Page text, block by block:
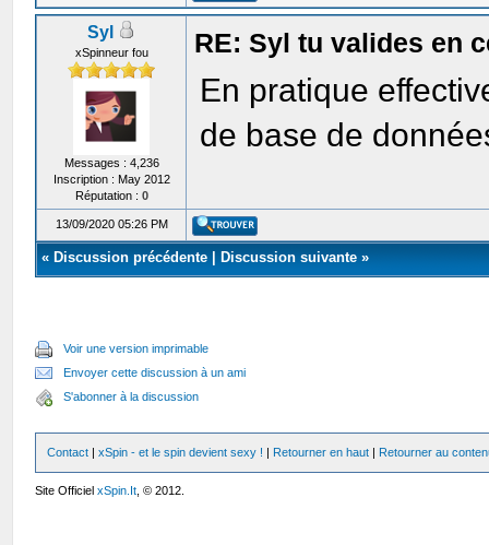
Syl
xSpinneur fou
Messages : 4,236
Inscription : May 2012
Réputation : 0
RE: Syl tu valides en
En pratique
de base de
13/09/2020 05:26 PM
« Discussion précédente Discussion suivante »
Voir une version imprimable
Envoyer cette discussion à un ami
S'abonner à la discussion
Contact |xSpin - et le spin devient sexy ! | Retourner en haut | Retourner au
Site OfficielxSpin.It , © 2012.